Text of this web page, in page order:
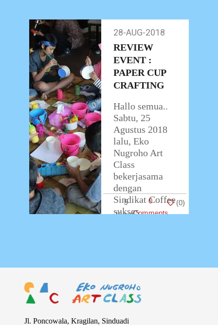
Animal Clock
Decoration.
Seperti apa
…
28-
Aug-
2018
28-AUG-2018
REVIEW
EVENT :
PAPER CUP
CRAFTING
Hallo semua..
Sabtu, 25
Agustus 2018
lalu, Eko
Nugroho Art
Class
bekerjasama
dengan
Sindikat Coffee
sukses
ditujukan untuk
anak-anak
…
5
0
Comments
(0)
Jl. Poncowala, Kragilan, Sinduadi